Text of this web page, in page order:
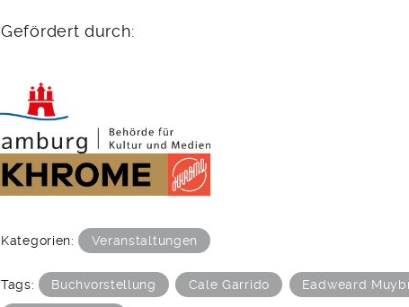
Gefördert durch:
Kategorien: Veranstaltungen
Tags: Buchvorstellung Cale Garrido Eadweard